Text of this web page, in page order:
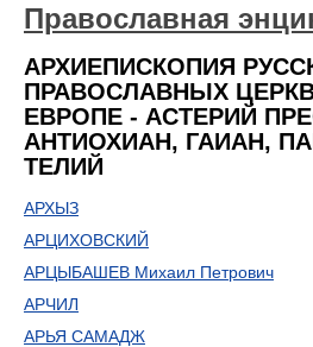
Православная
АРХИЕПИСКОПИЯ
ПРАВОСЛАВНЫХ
ЕВРОПЕ - АСТЕРИЙ
АНТИОХИАН, ГАИАН,
ТЕЛИЙ
АРХЫЗ
АРЦИХОВСКИЙ
АРЦЫБАШЕВ Михаил Петрович
АРЧИЛ
АРЬЯ САМАДЖ